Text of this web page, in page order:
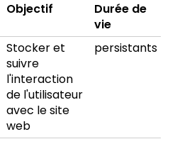
Objectif
Durée de
vie
Stocker et
suivre
l'interaction
de l'utilisateur
avec le site
web
persistants